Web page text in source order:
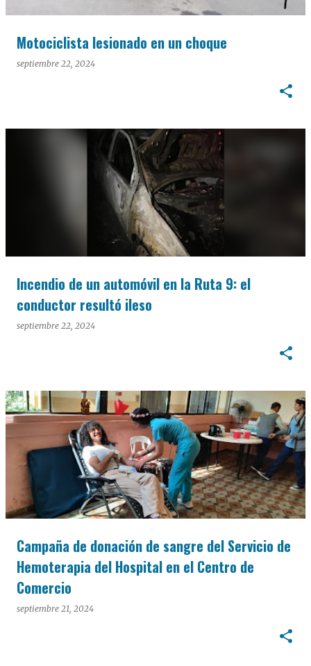
Motociclista lesionado en un choque
septiembre 22, 2024
Incendio de un automóvil en la Ruta 9: el
conductor resultó ileso
septiembre 22, 2024
Campaña de donación de sangre del Servicio de
Hemoterapia del Hospital en el Centro de
Comercio
septiembre 21, 2024